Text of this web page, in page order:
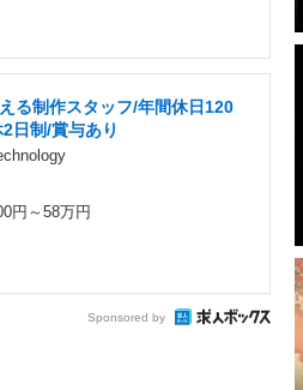
る制作スタッフ/年間休日120
日制/賞与あり
円～58万円
Sponsored by